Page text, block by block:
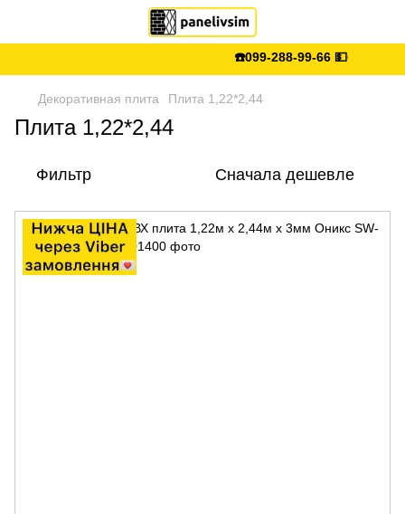
☎️099-288-99-66 💵Є післяплата
Декоративная плита Плита 1,22*2,44
Плита 1,22*2,44
Фильтр Сначала дешевле